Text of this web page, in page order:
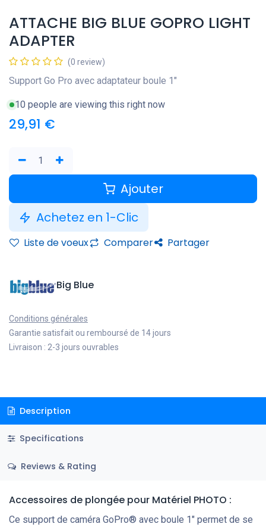
ATTACHE BIG BLUE GOPRO LIGHT
ADAPTER
(0 review)
Support Go Pro avec adaptateur boule 1"
10 people are viewing this right now
29,91 €
Ajouter
Achetez en 1-Clic
Liste de voeux Comparer Partager
Big Blue
Conditions générales
Garantie satisfait ou remboursé de 14 jours
Livraison : 2-3 jours ouvrables
Description
Specifications
Reviews & Rating
Accessoires de plongée pour Matériel PHOTO :
Ce support de caméra GoPro® avec boule 1″ permet de se